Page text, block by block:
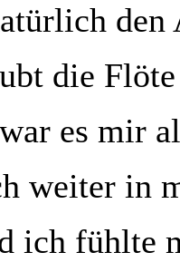
den
die
es mir
weiter in
ich fühlte